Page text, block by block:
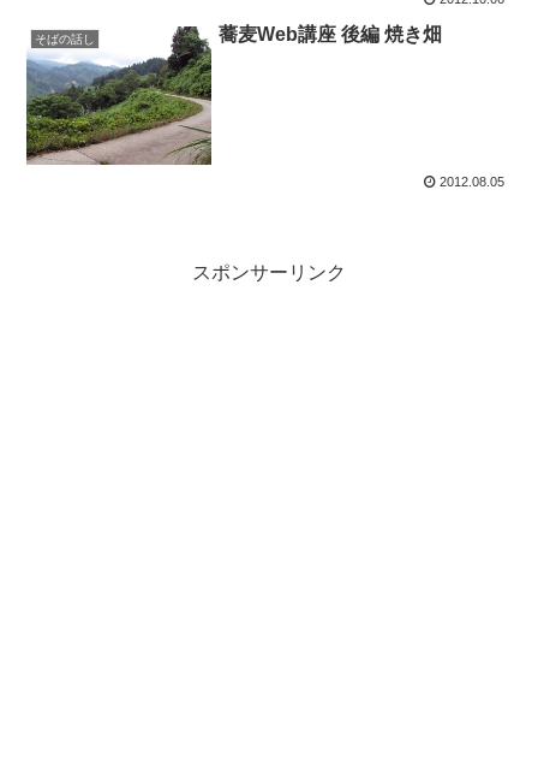
そばの話し 蕎麦Web講座 後編 焼き畑
2012.08.05
スポンサーリンク